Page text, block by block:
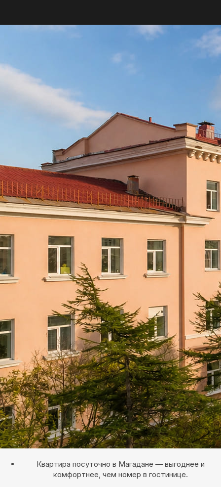
Квартира посуточно в Магадане — выгоднее и
комфортнее, чем номер в гостинице.